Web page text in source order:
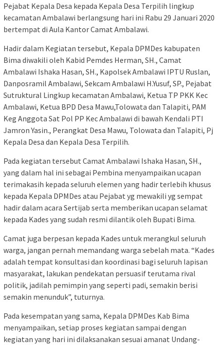
Pejabat Kepala Desa kepada Kepala Desa Terpilih lingkup
kecamatan Ambalawi berlangsung hari ini Rabu 29 Januari 2020
bertempat di Aula Kantor Camat Ambalawi.
Hadir dalam Kegiatan tersebut, Kepala DPMDes kabupaten
Bima diwakili oleh Kabid Pemdes Herman, SH., Camat
Ambalawi Ishaka Hasan, SH., Kapolsek Ambalawi IPTU Ruslan,
Danposramil Ambalawi, Sekcam Ambalawi H.Yusuf, SP., Pejabat
Sutruktural Lingkup kecamatan Ambalawi, Ketua TP PKK Kec
Ambalawi, Ketua BPD Desa Mawu,Tolowata dan Talapiti, PAM
Keg Anggota Sat Pol PP Kec Ambalawi di bawah Kendali PTI
Jamron Yasin., Perangkat Desa Mawu, Tolowata dan Talapiti, Pj
Kepala Desa dan Kepala Desa Terpilih.
Pada kegiatan tersebut Camat Ambalawi Ishaka Hasan, SH.,
yang dalam hal ini sebagai Pembina menyampaikan ucapan
terimakasih kepada seluruh elemen yang hadir terlebih khusus
kepada Kepala DPMDes atau Pejabat yg mewakili yg sempat
hadir dalam acara Sertijab serta memberikan ucapan selamat
kepada Kades yang sudah resmi dilantik oleh Bupati Bima.
Camat juga berpesan kepada Kades untuk merangkul seluruh
warga, jangan pernah memandang warga sebelah mata. “Kades
adalah tempat konsultasi dan koordinasi bagi seluruh lapisan
masyarakat, lakukan pendekatan persuasif terutama rival
politik, jadilah pemimpin yang seperti padi, semakin berisi
semakin menunduk”, tuturnya.
Pada kesempatan yang sama, Kepala DPMDes Kab Bima
menyampaikan, setiap proses kegiatan sampai dengan
kegiatan yang hari ini dilaksanakan sesuai amanat Undang-